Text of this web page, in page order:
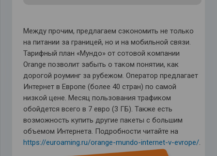
Между прочим, предлагаем сэкономить не только
на питании за границей, но и на мобильной связи.
Тарифный план «Мундо» от сотовой компании
Orange позволит забыть о таком понятии, как
дорогой роуминг за рубежом. Оператор предлагает
Интернет в Европе (более 40 стран) по самой
низкой цене. Месяц пользования трафиком
обойдется всего в 7 евро (3 ГБ). Также есть
возможность купить другие пакеты с большим
объемом Интернета. Подробности читайте на
https://euroaming.ru/orange-mundo-internet-v-evrope/.